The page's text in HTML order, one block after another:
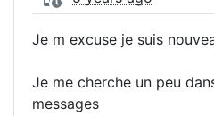
Je m excuse je suis
Je me cherche un peu
messages